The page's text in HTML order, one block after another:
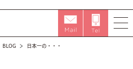
BLOG 日本一の・・・